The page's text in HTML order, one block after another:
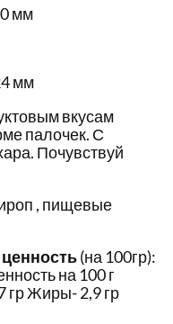
мм
мм
вкусам
палочек. С
Почувствуй
, пищевые
(на 100гр):
на 100 г
гр Жиры- 2,9 гр